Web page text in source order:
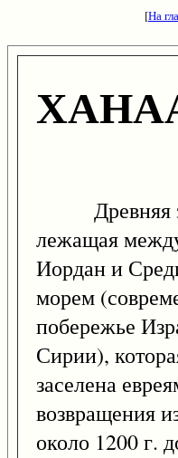
[На
Древняя
лежащая
Иордан и
морем
побережье
Сирии),
заселена
возвращения
около 1200 г.